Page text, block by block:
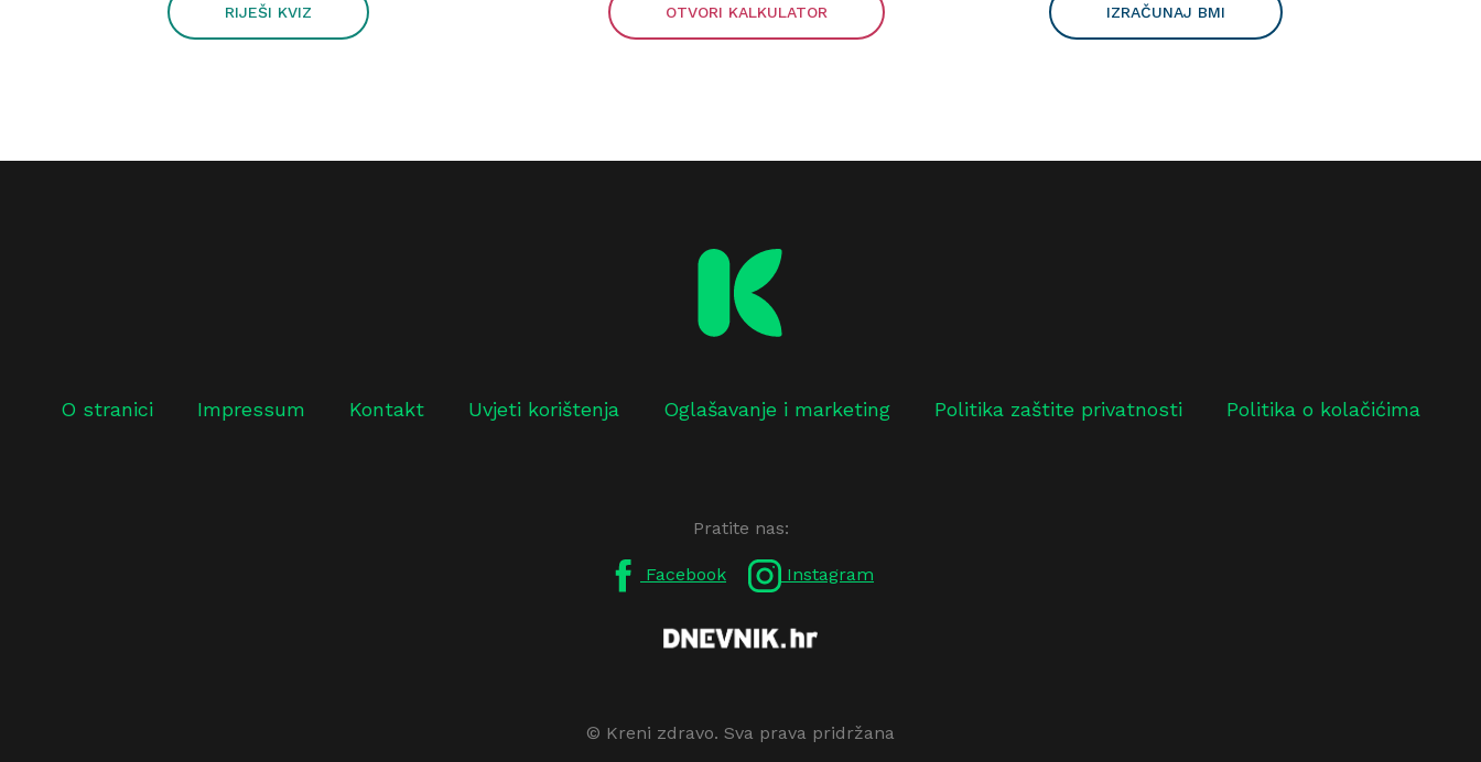
RIJEŠI KVIZ OTVORI KALKULATOR IZRAČUNAJ BMI
O stranici Impressum Kontakt Uvjeti korištenja Oglašavanje i marketing Politika zaštite privatnosti Politika o kolačićima
Pratite nas:
Facebook Instagram
© Kreni zdravo. Sva prava pridržana